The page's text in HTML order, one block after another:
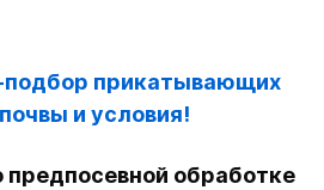
прикатывающих
и условия!
предпосевной обработке